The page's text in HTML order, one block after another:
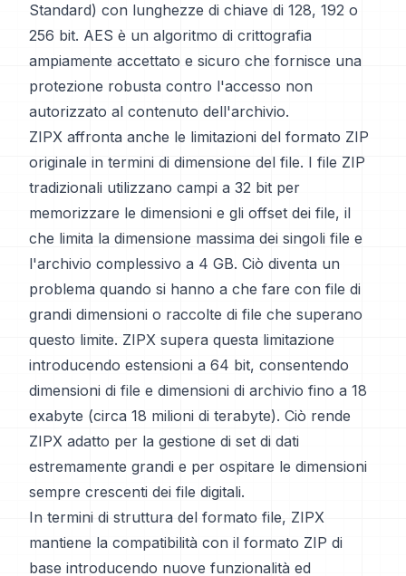
Standard) con lunghezze di chiave di 128, 192 o
256 bit. AES è un algoritmo di crittografia
ampiamente accettato e sicuro che fornisce una
protezione robusta contro l'accesso non
autorizzato al contenuto dell'archivio.
ZIPX affronta anche le limitazioni del formato ZIP
originale in termini di dimensione del file. I file ZIP
tradizionali utilizzano campi a 32 bit per
memorizzare le dimensioni e gli offset dei file, il
che limita la dimensione massima dei singoli file e
l'archivio complessivo a 4 GB. Ciò diventa un
problema quando si hanno a che fare con file di
grandi dimensioni o raccolte di file che superano
questo limite. ZIPX supera questa limitazione
introducendo estensioni a 64 bit, consentendo
dimensioni di file e dimensioni di archivio fino a 18
exabyte (circa 18 milioni di terabyte). Ciò rende
ZIPX adatto per la gestione di set di dati
estremamente grandi e per ospitare le dimensioni
sempre crescenti dei file digitali.
In termini di struttura del formato file, ZIPX
mantiene la compatibilità con il formato ZIP di
base introducendo nuove funzionalità ed